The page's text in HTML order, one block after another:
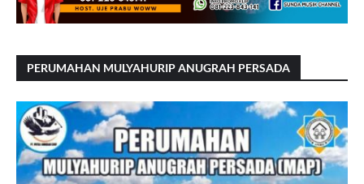
PERUMAHAN MULYAHURIP ANUGRAH PERSADA